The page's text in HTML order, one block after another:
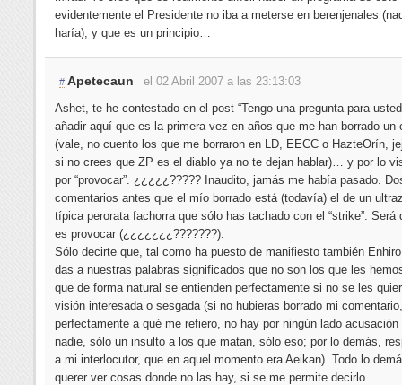
evidentemente el Presidente no iba a meterse en berenjenales
haría), y que es un principio…
# Apetecaun
el 02 Abril 2007 a las 23:13:03
Ashet, te he contestado en el post “Tengo una pregunta para
añadir aquí que es la primera vez en años que me han borrado un
(vale, no cuento los que me borraron en LD, EECC o HazteOrín,
si no crees que ZP es el diablo ya no te dejan hablar)… y por lo
por “provocar”. ¿¿¿¿¿????? Inaudito, jamás me había pasado.
comentarios antes que el mío borrado está (todavía) el de un
típica perorata fachorra que sólo has tachado con el “strike”. Será
es provocar (¿¿¿¿¿¿¿???????).
Sólo decirte que, tal como ha puesto de manifiesto también
das a nuestras palabras significados que no son los que les
que de forma natural se entienden perfectamente si no se les
visión interesada o sesgada (si no hubieras borrado mi
perfectamente a qué me refiero, no hay por ningún lado acusación
nadie, sólo un insulto a los que matan, sólo eso; por lo demás,
a mi interlocutor, que en aquel momento era Aeikan). Todo lo
querer ver cosas donde no las hay, si se me permite decirlo.